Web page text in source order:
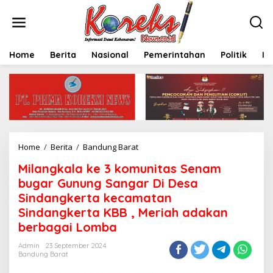
Home Berita Nasional Pemerintahan Politik
Home / Berita / Bandung Barat
l
a
n
g
k
Milangkala ke 3 komunitas Senam
bugar Gunung Sangar Di Desa
Sindangkerta kecamatan
Sindangkerta KBB , Meriah adakan
berbagai Lomba
Admin
23 September 2024
Bandung Barat